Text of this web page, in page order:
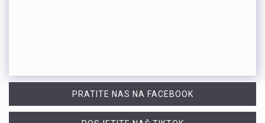
PRATITE NAS NA FACEBOOK